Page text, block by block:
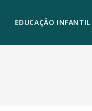
EDUCAÇÃO INFANTIL